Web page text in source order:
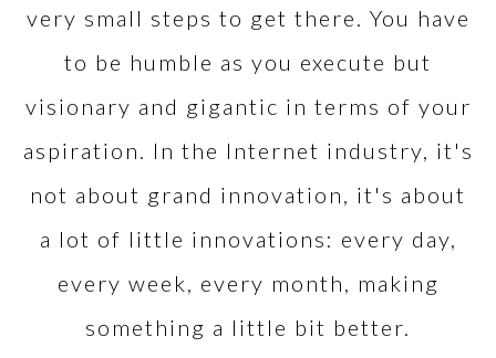
very small steps to get there. You have
to be humble as you execute but
visionary and gigantic in terms of your
aspiration. In the Internet industry, it's
not about grand innovation, it's about
a lot of little innovations: every day,
every week, every month, making
something a little bit better.